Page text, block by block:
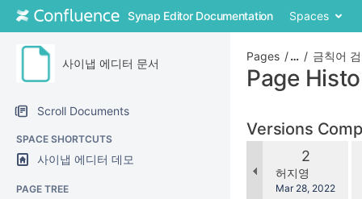
Skip
Skip
header
menu
Skip
Synap Editor Documentation Spaces
사이냅 에디터 문서
Scroll Documents
SPACE SHORTCUTS
사이냅 에디터 데모
PAGE TREE
Pages … 금칙어
Page
Versions
Old
Version
2
허지영
Saved
Mar 28, 2022